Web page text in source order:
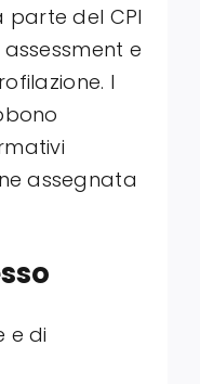
del CPI
e
I
assegnata
e di